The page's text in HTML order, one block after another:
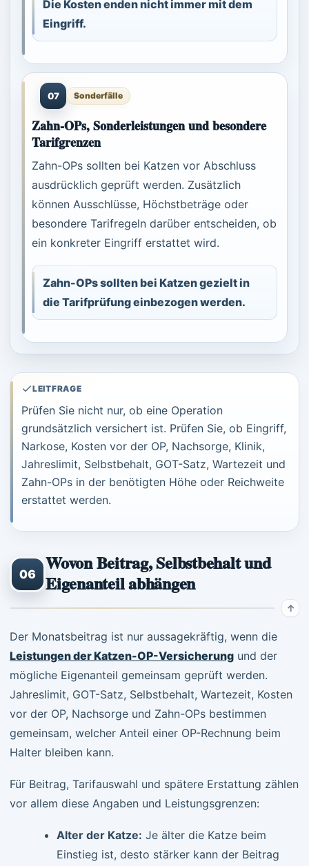
Die Kosten enden nicht immer mit dem
Eingriff.
07 Sonderfälle
Zahn-OPs, Sonderleistungen und besondere
Tarifgrenzen
Zahn-OPs sollten bei Katzen vor Abschluss
ausdrücklich geprüft werden. Zusätzlich
können Ausschlüsse, Höchstbeträge oder
besondere Tarifregeln darüber entscheiden, ob
ein konkreter Eingriff erstattet wird.
Zahn-OPs sollten bei Katzen gezielt in
die Tarifprüfung einbezogen werden.
LEITFRAGE
Prüfen Sie nicht nur, ob eine Operation
grundsätzlich versichert ist. Prüfen Sie, ob Eingriff,
Narkose, Kosten vor der OP, Nachsorge, Klinik,
Jahreslimit, Selbstbehalt, GOT-Satz, Wartezeit und
Zahn-OPs in der benötigten Höhe oder Reichweite
erstattet werden.
06
Wovon Beitrag, Selbstbehalt und
Eigenanteil abhängen
Der Monatsbeitrag ist nur aussagekräftig, wenn die
Leistungen der Katzen-OP-Versicherung und der
mögliche Eigenanteil gemeinsam geprüft werden.
Jahreslimit, GOT-Satz, Selbstbehalt, Wartezeit, Kosten
vor der OP, Nachsorge und Zahn-OPs bestimmen
gemeinsam, welcher Anteil einer OP-Rechnung beim
Halter bleiben kann.
Für Beitrag, Tarifauswahl und spätere Erstattung zählen
vor allem diese Angaben und Leistungsgrenzen:
Alter der Katze: Je älter die Katze beim
Einstieg ist, desto stärker kann der Beitrag